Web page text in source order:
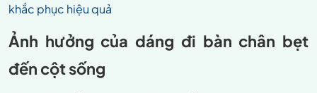
khắc phục hiệu quả
Ảnh hưởng của dáng đi bàn chân bẹt
đến cột sống